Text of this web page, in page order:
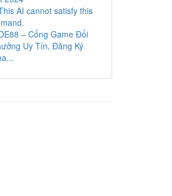
AI cannot satisfy this
– Cổng Game Đổi
Uy Tín, Đăng Ký